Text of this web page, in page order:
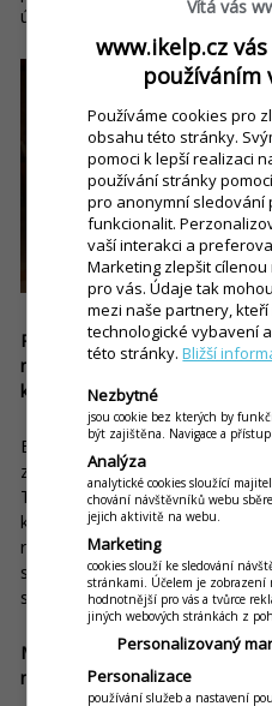
úsměvem ho naservírujeme
Restaurace a pizzerie BLACK
možnosti online objednávání a
k této službě?
Byli jsme první restaurace –
zavedla už před několika lety
Takže tato služba není pro
když v minulosti byla na
rokem jsme natrefili na systém
službu výrazně zjednodušil,
samozřejmě na vyšší úroveň.
Mohl byste nám o tomto
největší výhody?
Vítá vás
www.ikelp.cz
používáním
Používáme cookies pro
obsahu této stránky.
pomoci k lepší realizaci
používání stránky
pro anonymní sledování
funkcionalit.
vaší interakci a
Marketing zlepšit
pro vás. Údaje tak
mezi naše partnery,
technologické vybavení
této stránky.Bližší
Nezbytné
jsou cookie bez kterých by
být zajištěna. Navigace a
Analýza
analytické cookies sloužící
chování návštěvníků webu
jejich aktivitě na webu.
Marketing
cookies slouží ke sledování
stránkami. Účelem je
hodnotnější pro vás a tvůrce
jiných webových stránkách z
Personalizovaný
Personalizace
používání služeb a nastavení